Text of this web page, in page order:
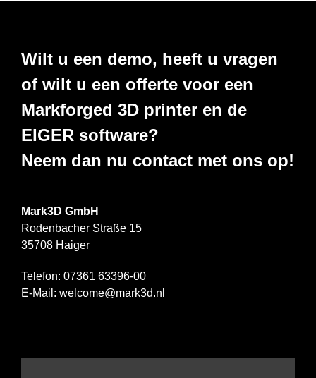
Wilt u een demo, heeft u vragen
of wilt u een offerte voor een
Markforged 3D printer en de
EIGER software?
Neem dan nu contact met ons op!
Mark3D GmbH
Rodenbacher Straße 15
35708 Haiger
Telefon: 07361 63396-00
E-Mail: welcome@mark3d.nl